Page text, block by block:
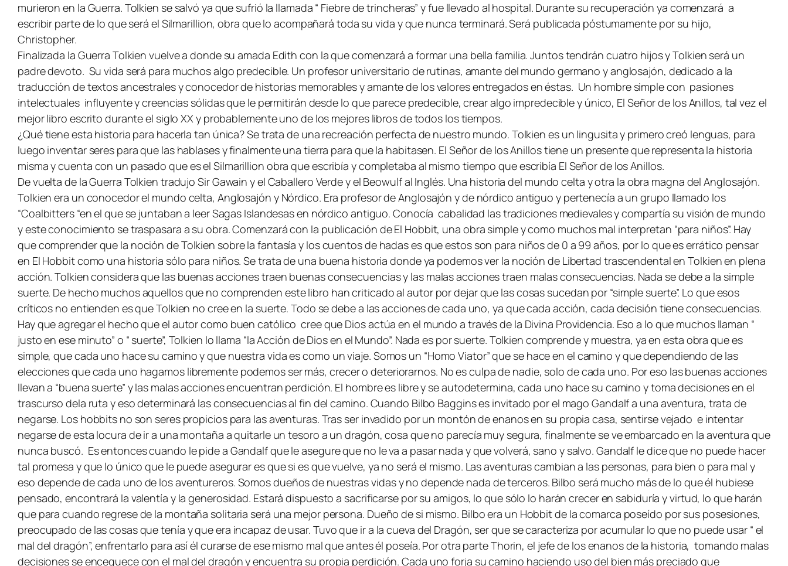
murieron en la Guerra. Tolkien se salvó ya que sufrió la llamada “ Fiebre de trincheras” y fue llevado al hospital. Durante su recuperación ya comenzará a
escribir parte de lo que será el Silmarillion, obra que lo acompañará toda su vida y que nunca terminará. Será publicada póstumamente por su hijo,
Christopher.
Finalizada la Guerra Tolkien vuelve a donde su amada Edith con la que comenzará a formar una bella familia. Juntos tendrán cuatro hijos y Tolkien será un
padre devoto. Su vida será para muchos algo predecible. Un profesor universitario de rutinas, amante del mundo germano y anglosajón, dedicado a la
traducción de textos ancestrales y conocedor de historias memorables y amante de los valores entregados en éstas. Un hombre simple con pasiones
intelectuales influyente y creencias sólidas que le permitirán desde lo que parece predecible, crear algo impredecible y único, El Señor de los Anillos, tal vez el
mejor libro escrito durante el siglo XX y probablemente uno de los mejores libros de todos los tiempos.
¿Qué tiene esta historia para hacerla tan única? Se trata de una recreación perfecta de nuestro mundo. Tolkien es un lingusita y primero creó lenguas, para
luego inventar seres para que las hablases y finalmente una tierra para que la habitasen. El Señor de los Anillostiene un presente que representa la historia
misma y cuenta con un pasado que es el Silmarillion obra que escribía y completaba al mismo tiempo que escribía El Señor de los Anillos.
De vuelta de la Guerra Tolkien tradujoSir Gawain y el Caballero Verdey el Beowulfal Inglés. Una historia del mundo celta y otra la obra magna del Anglosajón.
Tolkien era un conocedor el mundo celta, Anglosajón y Nórdico. Era profesor de Anglosajón y de nórdico antiguo y pertenecía a un grupo llamado los
“Coalbitters “en el que se juntaban a leer Sagas Islandesas en nórdico antiguo. Conocía cabalidad las tradiciones medievales y compartía su visión de mundo
y este conocimiento se traspasara a su obra. Comenzará con la publicación deEl Hobbit, una obra simple y como muchos mal interpretan “para niños”. Hay
que comprender que la noción de Tolkien sobre la fantasía y los cuentos de hadas es que estos son para niños de 0 a 99 años, por lo que es errático pensar
en El Hobbitcomo una historia sólo para niños. Se trata de una buena historia donde ya podemos ver la noción de Libertad trascendental en Tolkien en plena
acción. Tolkien considera que las buenas acciones traen buenas consecuencias y las malas acciones traen malas consecuencias. Nada se debe a la simple
suerte. De hecho muchos aquellos que no comprenden este libro han criticado al autor por dejar que las cosas sucedan por “simple suerte”. Lo que esos
críticos no entienden es que Tolkien no cree en la suerte. Todo se debe a las acciones de cada uno, ya que cada acción, cada decisión tiene consecuencias.
Hay que agregar el hecho que el autor como buen católico cree que Dios actúa en el mundo a través de la Divina Providencia. Eso a lo que muchos llaman “
justo en ese minuto” o “ suerte”, Tolkien lo llama “la Acción de Dios en el Mundo”. Nada es por suerte. Tolkien comprende y muestra, ya en esta obra que es
simple, que cada uno hace su camino y que nuestra vida es como un viaje. Somos un “Homo Viator” que se hace en el camino y que dependiendo de las
elecciones que cada uno hagamos libremente podemos ser más, crecer o deteriorarnos. No es culpa de nadie, solo de cada uno. Por eso las buenas acciones
llevan a “buena suerte” y las malas acciones encuentran perdición. El hombre es libre y se autodetermina, cada uno hace su camino y toma decisiones en el
trascurso dela ruta y eso determinará las consecuencias al fin del camino. Cuando Bilbo Baggins es invitado por el mago Gandalf a una aventura, trata de
negarse. Los hobbits no son seres propicios para las aventuras. Tras ser invadido por un montón de enanos en su propia casa, sentirse vejado e intentar
negarse de esta locura de ir a una montaña a quitarle un tesoro a un dragón, cosa que no parecía muy segura, finalmente se ve embarcado en la aventura que
nunca buscó. Es entonces cuando le pide a Gandalf que le asegure que no le va a pasar nada y que volverá, sano y salvo. Gandalf le dice que no puede hacer
tal promesa y que lo único que le puede asegurar es que si es que vuelve, ya no será el mismo. Las aventuras cambian a las personas, para bien o para mal y
eso depende de cada uno de los aventureros. Somos dueños de nuestras vidas y no depende nada de terceros. Bilbo será mucho más de lo que él hubiese
pensado, encontrará la valentía y la generosidad. Estará dispuesto a sacrificarse por su amigos, lo que sólo lo harán crecer en sabiduría y virtud, lo que harán
que para cuando regrese de la montaña solitaria será una mejor persona. Dueño de si mismo. Bilbo era un Hobbit de la comarca poseído por sus posesiones,
preocupado de las cosas que tenía y que era incapaz de usar. Tuvo que ir a la cueva del Dragón, ser que se caracteriza por acumular lo que no puede usar “ el
mal del dragón”, enfrentarlo para así él curarse de ese mismo mal que antes él poseía. Por otra parte Thorin, el jefe de los enanos de la historia, tomando malas
decisiones se enceguece con el mal del dragón y encuentra su propia perdición. Cada uno forja su camino haciendo uso del bien más preciado que